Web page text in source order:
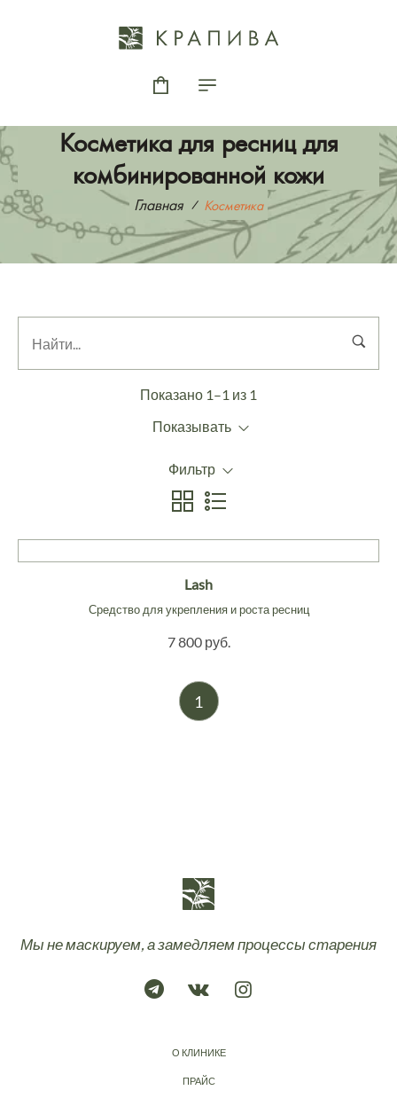
Косметика для ресниц для
комбинированной кожи
Главная Косметика
Показано 1–1 из 1
Показывать
Фильтр
Lash
Средство для укрепления и роста ресниц
7 800 руб.
1
Мы не маскируем, а замедляем процессы старения
О КЛИНИКЕ
ПРАЙС